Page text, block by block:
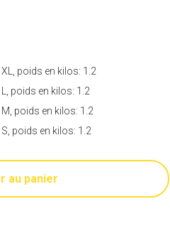
poids en kilos: 1.2
poids en kilos: 1.2
poids en kilos: 1.2
poids en kilos: 1.2
au panier